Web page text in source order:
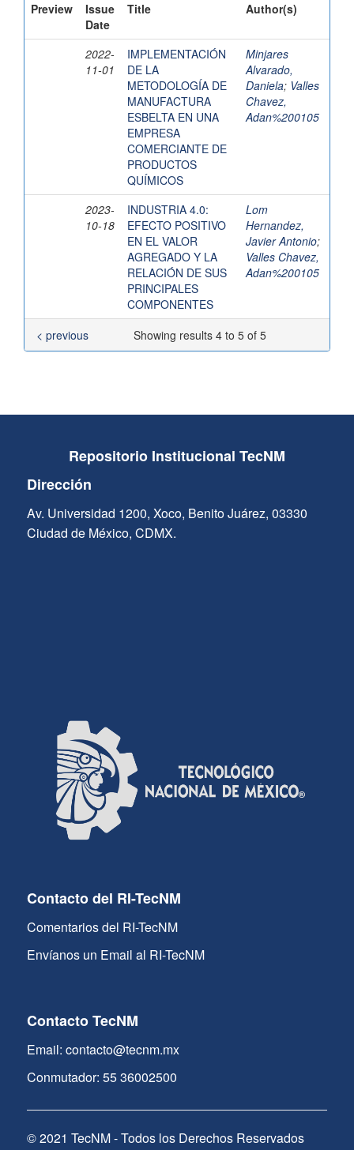
Preview
Issue
Date
Title Author(s)
2022-
11-01
IMPLEMENTACIÓN
DE LA
METODOLOGÍA DE
MANUFACTURA
ESBELTA EN UNA
EMPRESA
COMERCIANTE DE
PRODUCTOS
QUÍMICOS
Minjares
Alvarado,
Daniela; Valles
Chavez,
Adan%200105
2023-
10-18
INDUSTRIA 4.0:
EFECTO POSITIVO
EN EL VALOR
AGREGADO Y LA
RELACIÓN DE SUS
PRINCIPALES
COMPONENTES
Lom
Hernandez,
Javier Antonio;
Valles Chavez,
Adan%200105
Showing results 4 to 5 of 5
< previous
Repositorio Institucional TecNM
Dirección
Av. Universidad 1200, Xoco, Benito Juárez, 03330
Ciudad de México, CDMX.
Contacto del RI-TecNM
Comentarios del RI-TecNM
Envíanos un Email al RI-TecNM
Contacto TecNM
Email: contacto@tecnm.mx
Conmutador: 55 36002500
© 2021 TecNM - Todos los Derechos Reservados